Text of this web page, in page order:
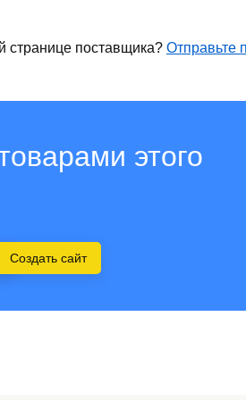
странице поставщика? Отправьте
этого
Создать сайт